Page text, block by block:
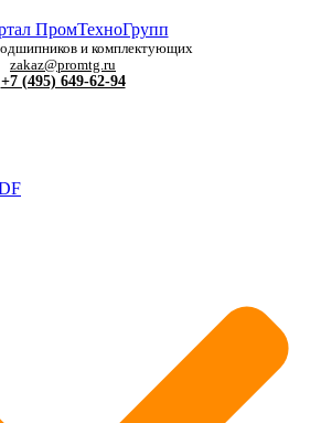
и комплектующих
zakaz@promtg.ru
+7 (495) 649-62-94